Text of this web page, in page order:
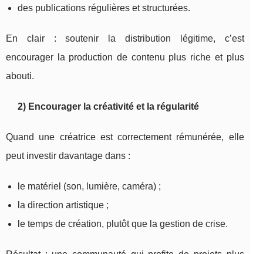
des publications régulières et structurées.
En clair : soutenir la distribution légitime, c’est
encourager la production de contenu plus riche et plus
abouti.
2) Encourager la créativité et la régularité
Quand une créatrice est correctement rémunérée, elle
peut investir davantage dans :
le matériel (son, lumière, caméra) ;
la direction artistique ;
le temps de création, plutôt que la gestion de crise.